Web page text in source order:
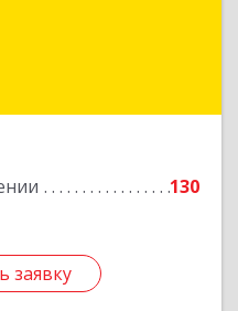
130
заявку
обл, Шаховской р-н,
заявку